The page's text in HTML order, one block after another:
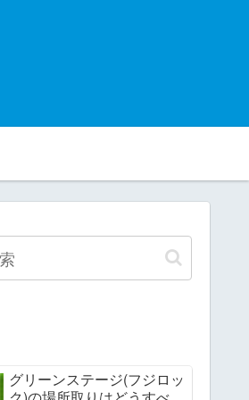
グリーンステージ(フジロッ